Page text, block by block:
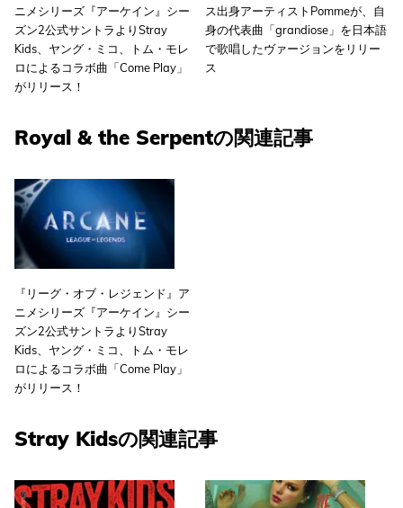
ニメシリーズ『アーケイン』シー
ズン2公式サントラよりStray
Kids、ヤング・ミコ、トム・モレ
ロによるコラボ曲「Come Play」
がリリース！
ス出身アーティストPommeが、自
身の代表曲「grandiose」を日本語
で歌唱したヴァージョンをリリー
ス
Royal & the Serpentの関連記事
『リーグ・オブ・レジェンド』ア
ニメシリーズ『アーケイン』シー
ズン2公式サントラよりStray
Kids、ヤング・ミコ、トム・モレ
ロによるコラボ曲「Come Play」
がリリース！
Stray Kidsの関連記事